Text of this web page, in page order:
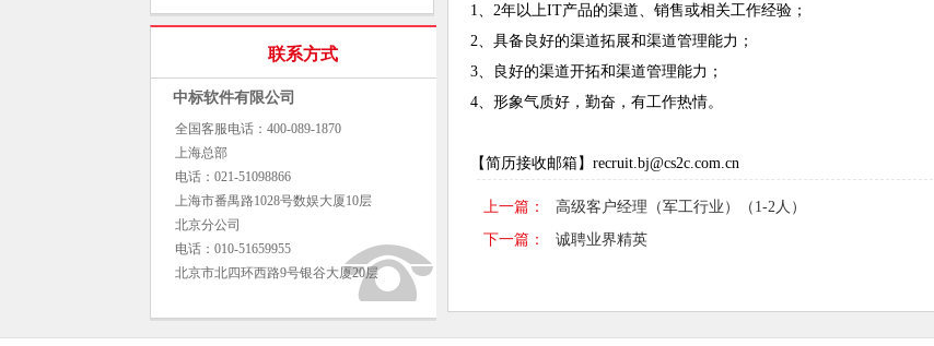
联系方式
中标软件有限公司
全国客服电话：400-089-1870
上海总部
电话：021-51098866
上海市番禺路1028号数娱大厦10层
北京分公司
电话：010-51659955
北京市北四环西路9号银谷大厦20层
1、2年以上IT产品的渠道、销售或相关工作经验；
2、具备良好的渠道拓展和渠道管理能力；
3、良好的渠道开拓和渠道管理能力；
4、形象气质好，勤奋，有工作热情。
【简历接收邮箱】 recruit.bj@cs2c.com.cn
上一篇：
高级客户经理（军工行业）（1-2人）
下一篇：
诚聘业界精英